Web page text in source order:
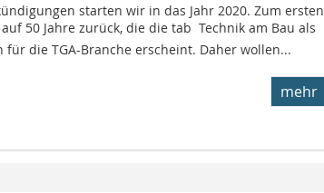
starten wir in das Jahr 2020. Zum ersten
50 Jahre zurück, die die tab  Technik am Bau als
für die TGA-Branche erscheint. Daher wollen...
mehr